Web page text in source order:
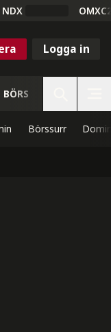
NDX
Logga in
BÖRS
Börssurr